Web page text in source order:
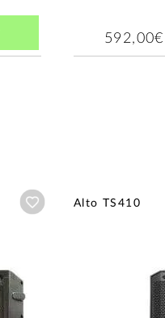
592,00€
Añadir a wishlist
Alto TS410